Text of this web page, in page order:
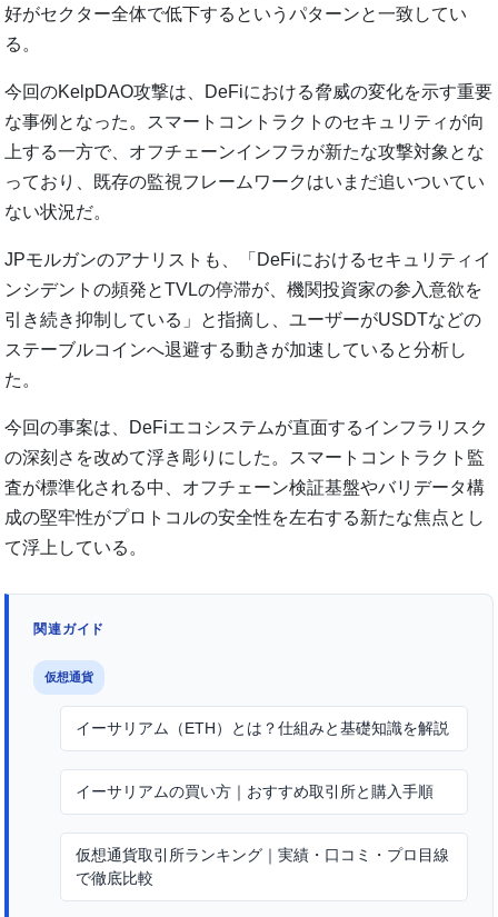
好がセクター全体で低下するというパターンと一致してい
る。
今回のKelpDAO攻撃は、DeFiにおける脅威の変化を示す重要
な事例となった。スマートコントラクトのセキュリティが向
上する一方で、オフチェーンインフラが新たな攻撃対象とな
っており、既存の監視フレームワークはいまだ追いついてい
ない状況だ。
JPモルガンのアナリストも、「DeFiにおけるセキュリティイ
ンシデントの頻発とTVLの停滞が、機関投資家の参入意欲を
引き続き抑制している」と指摘し、ユーザーがUSDTなどの
ステーブルコインへ退避する動きが加速していると分析し
た。
今回の事案は、DeFiエコシステムが直面するインフラリスク
の深刻さを改めて浮き彫りにした。スマートコントラクト監
査が標準化される中、オフチェーン検証基盤やバリデータ構
成の堅牢性がプロトコルの安全性を左右する新たな焦点とし
て浮上している。
関連ガイド
仮想通貨
イーサリアム（ETH）とは？仕組みと基礎知識を解説
イーサリアムの買い方｜おすすめ取引所と購入手順
仮想通貨取引所ランキング｜実績・口コミ・プロ目線
で徹底比較